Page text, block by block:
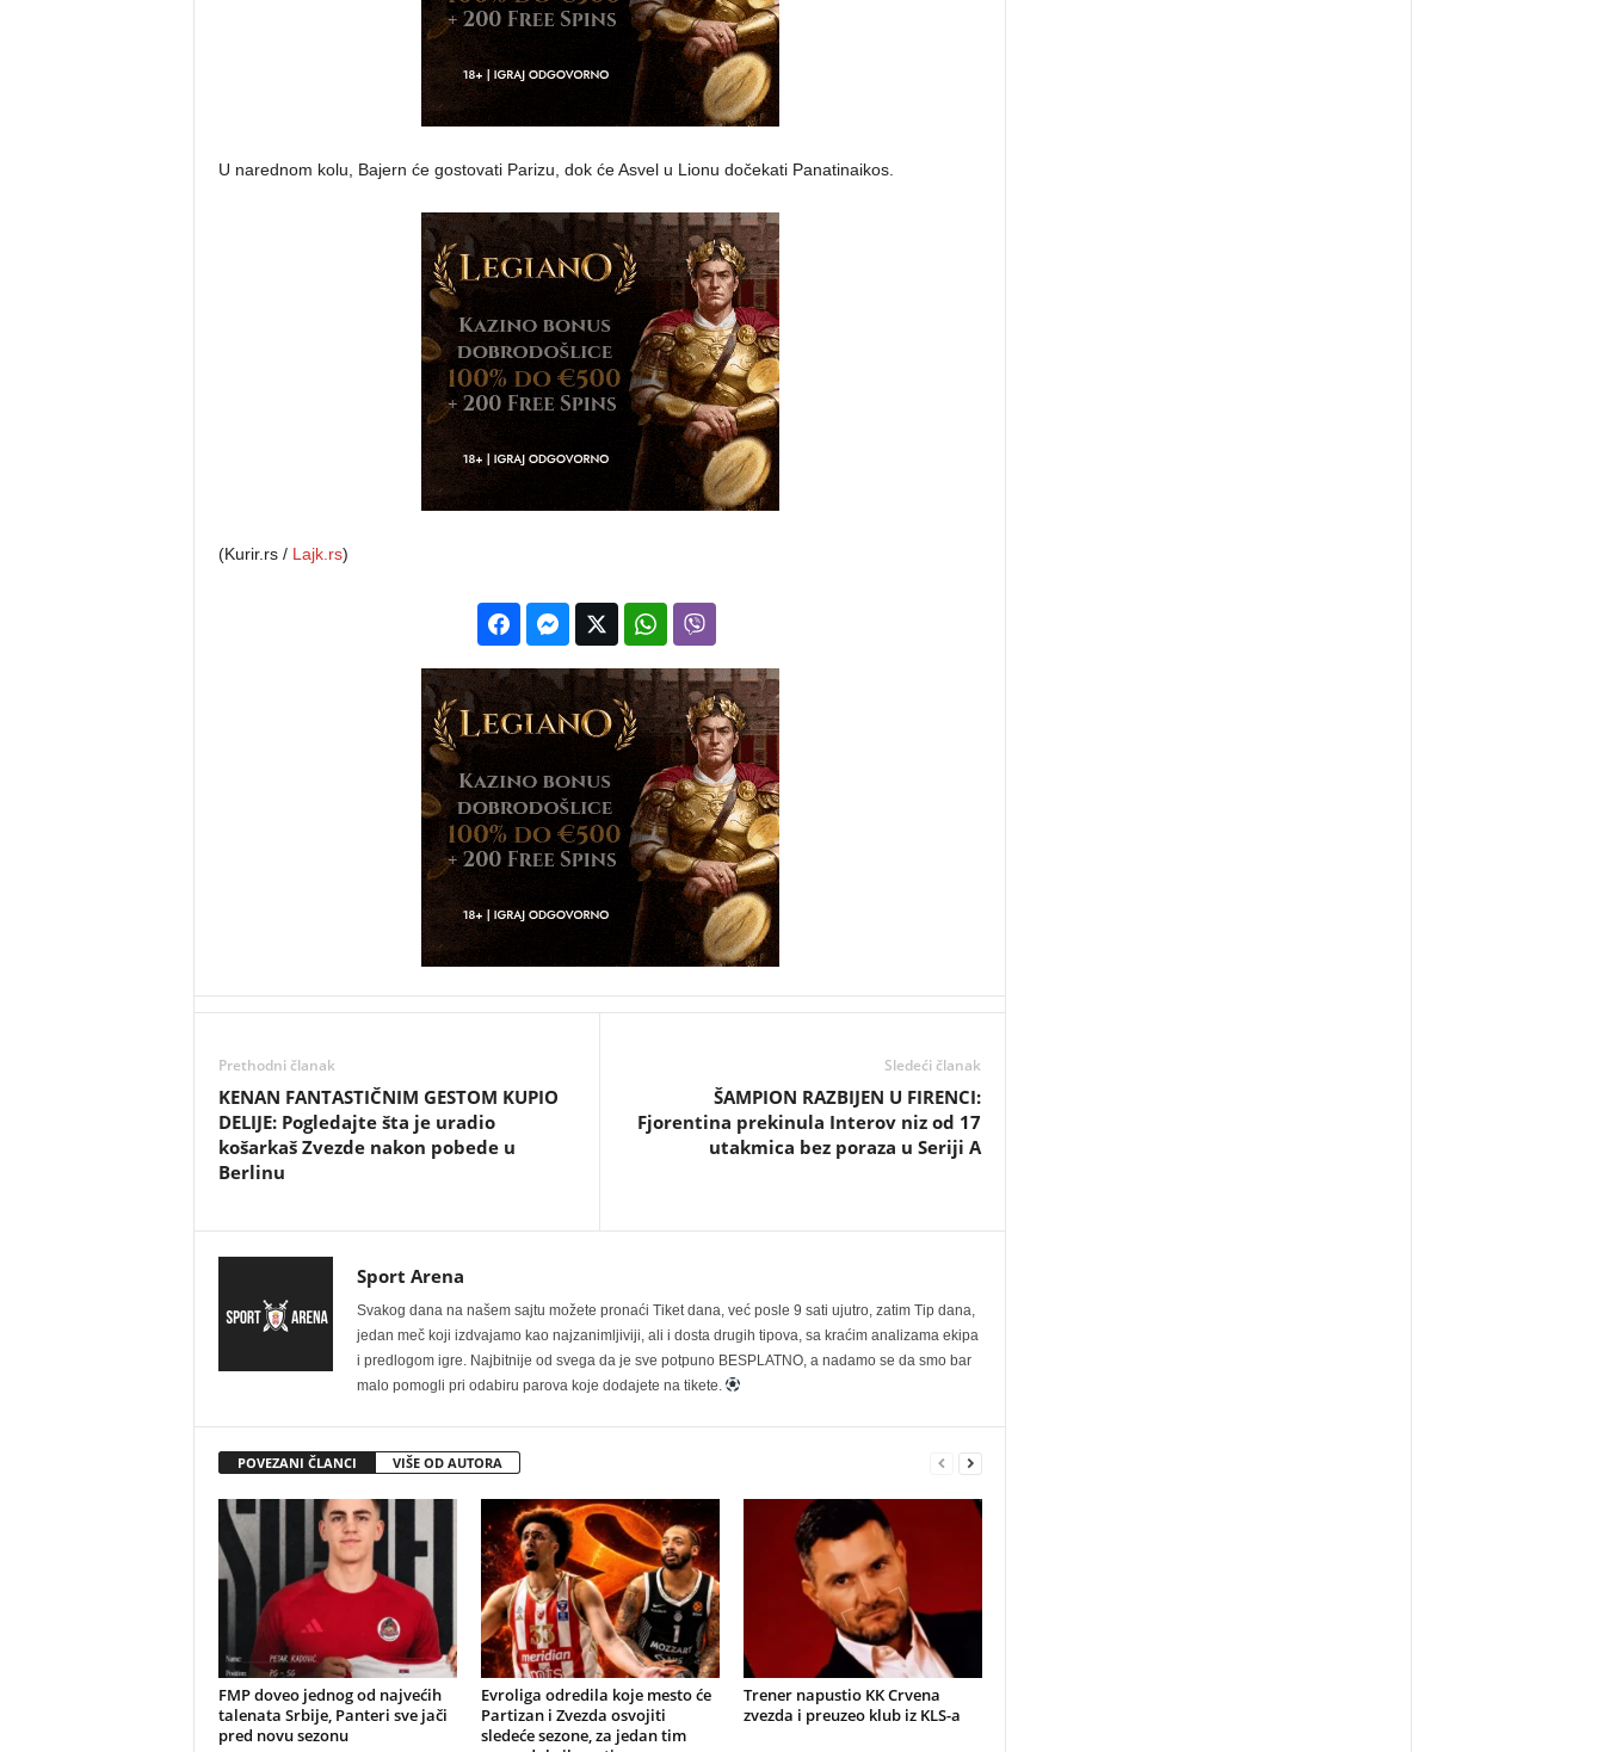
U narednom kolu, Bajern će gostovati Parizu, dok će Asvel u Lionu dočekati Panatinaikos.
(Kurir.rs / Lajk.rs)
Prethodni članak
KENAN FANTASTIČNIM GESTOM KUPIO
DELIJE: Pogledajte šta je uradio
košarkaš Zvezde nakon pobede u
Berlinu
Sledeći članak
ŠAMPION RAZBIJEN U FIRENCI:
Fjorentina prekinula Interov niz od 17
utakmica bez poraza u Seriji A
Sport Arena
Svakog dana na našem sajtu možete pronaći Tiket dana, već posle 9 sati ujutro, zatim Tip dana,
jedan meč koji izdvajamo kao najzanimljiviji, ali i dosta drugih tipova, sa kraćim analizama ekipa
i predlogom igre. Najbitnije od svega da je sve potpuno BESPLATNO, a nadamo se da smo bar
malo pomogli pri odabiru parova koje dodajete na tikete.
POVEZANI ČLANCI VIŠE OD AUTORA
FMP doveo jednog od najvećih
talenata Srbije, Panteri sve jači
pred novu sezonu
Evroliga odredila koje mesto će
Partizan i Zvezda osvojiti
sledeće sezone, za jedan tim
Trener napustio KK Crvena
zvezda i preuzeo klub iz KLS-a